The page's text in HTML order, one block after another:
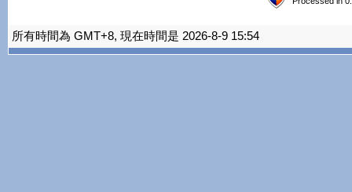
所有時間為 GMT+8, 現在時間是 2026-8-9 15:54